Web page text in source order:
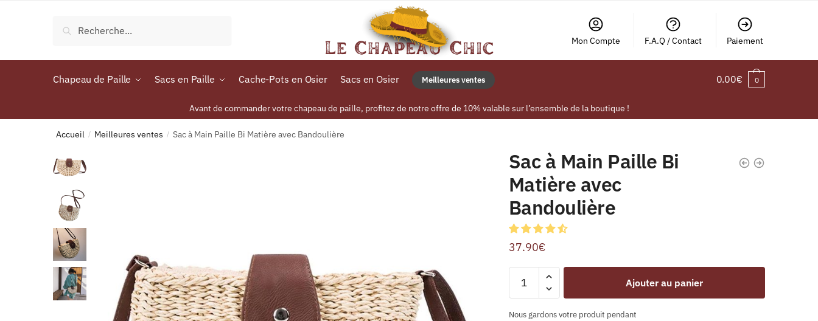
Recherche
Mon Compte F.A.Q / Contact Paiement
Chapeau de Paille Sacs en Paille Cache-Pots en Osier Sacs en Osier Meilleures ventes 0.00€ 0
Avant de commander votre chapeau de paille, profitez de notre offre de 10% valable sur l’ensemble de la boutique !
Accueil / Meilleures ventes / Sac à Main Paille Bi Matière avec Bandoulière
Sac à Main Paille Bi
Matière avec
Bandoulière
37.90€
Ajouter au panier
Nous gardons votre produit pendant